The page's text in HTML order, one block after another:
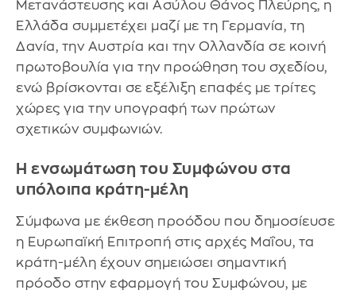
Μετανάστευσης και Ασύλου Θάνος Πλεύρης, η
Ελλάδα συμμετέχει μαζί με τη Γερμανία, τη
Δανία, την Αυστρία και την Ολλανδία σε κοινή
πρωτοβουλία για την προώθηση του σχεδίου,
ενώ βρίσκονται σε εξέλιξη επαφές με τρίτες
χώρες για την υπογραφή των πρώτων
σχετικών συμφωνιών.
Η ενσωμάτωση του Συμφώνου στα
υπόλοιπα κράτη-μέλη
Σύμφωνα με έκθεση προόδου που δημοσίευσε
η Ευρωπαϊκή Επιτροπή στις αρχές Μαΐου, τα
κράτη-μέλη έχουν σημειώσει σημαντική
πρόοδο στην εφαρμογή του Συμφώνου, με